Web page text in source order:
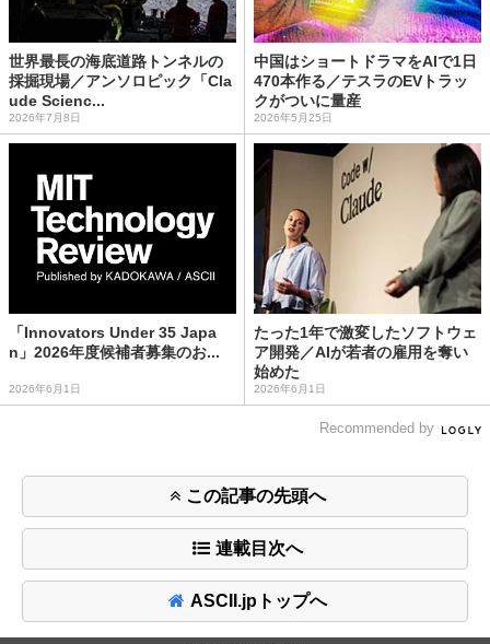
世界最長の海底道路トンネルの
採掘現場／アンソロピック「Cla
ude Scienc...
2026年7月8日
中国はショートドラマをAIで1日
470本作る／テスラのEVトラッ
クがついに量産
2026年5月25日
「Innovators Under 35 Japa
n」2026年度候補者募集のお...
2026年6月1日
たった1年で激変したソフトウェ
ア開発／AIが若者の雇用を奪い
始めた
2026年6月1日
Recommended by
この記事の先頭へ
連載目次へ
ASCII.jpトップへ